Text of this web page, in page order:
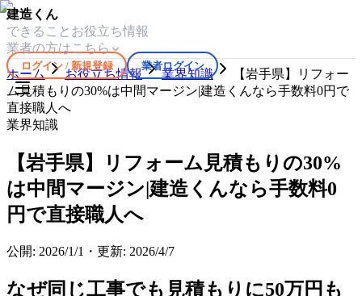
建造くん
できること お役立ち情報
業者の方はこちら
ログイン / 新規登録 業者ログイン
ホーム お役立ち情報 業界知識
【岩手県】リフォー
ム見積もりの30%は中間マージン|建造くんなら手数料0円で
直接職人へ
業界知識
【岩手県】リフォーム見積もりの30%
は中間マージン|建造くんなら手数料0
円で直接職人へ
公開: 2026/1/1 ・ 更新: 2026/4/7
なぜ同じ工事でも見積もりに50万円も